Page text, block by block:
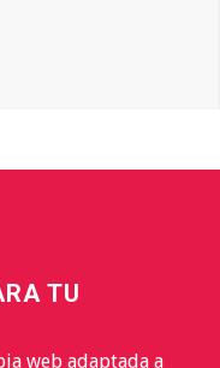
TU
web adaptada a